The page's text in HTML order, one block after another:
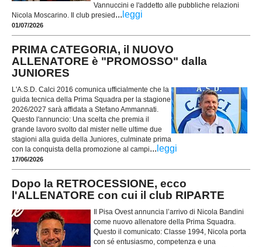
Vannuccini e l'addetto alle pubbliche relazioni
Nicola Moscarino. Il club presied ... leggi
01/07/2026
PRIMA CATEGORIA, il NUOVO
ALLENATORE è "PROMOSSO" dalla
JUNIORES
L'A.S.D. Calci 2016 comunica ufficialmente che la
guida tecnica della Prima Squadra per la stagione
2026/2027 sarà affidata a Stefano Ammannati.
Questo l'annuncio: Una scelta che premia il
grande lavoro svolto dal mister nelle ultime due
stagioni alla guida della Juniores, culminate prima
con la conquista della promozione al campi... leggi
17/06/2026
Dopo la RETROCESSIONE, ecco
l'ALLENATORE con cui il club RIPARTE
Il Pisa Ovest annuncia l’arrivo di Nicola Bandini
come nuovo allenatore della Prima Squadra.
Questo il comunicato: Classe 1994, Nicola porta
con sé entusiasmo, competenza e una